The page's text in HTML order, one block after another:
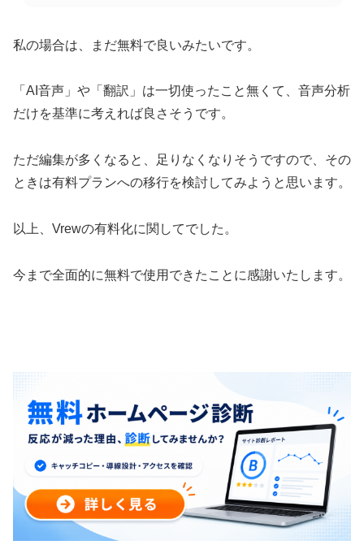
私の場合は、まだ無料で良いみたいです。
「AI音声」や「翻訳」は一切使ったこと無くて、音声分析
だけを基準に考えれば良さそうです。
ただ編集が多くなると、足りなくなりそうですので、その
ときは有料プランへの移行を検討してみようと思います。
以上、Vrewの有料化に関してでした。
今まで全面的に無料で使用できたことに感謝いたします。